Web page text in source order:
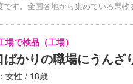
です。全国各地から集めている果
場で検品（工場）
かりの職場にうんざ
女性 / 18歳